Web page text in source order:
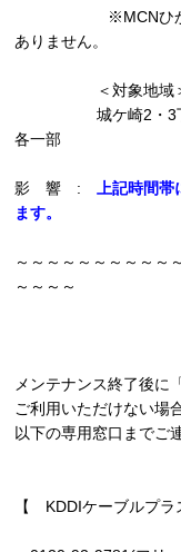
※MCNひかりサ
ありません。
＜対象地域
城ケ崎2・3丁目
各一部
影 響 :上記時間帯
ます。
～～～～～～～～～～
～～～～
メンテナンス終了後に
ご利用いただけない場
以下の専用窓口までご
【 KDDIケーブルプ